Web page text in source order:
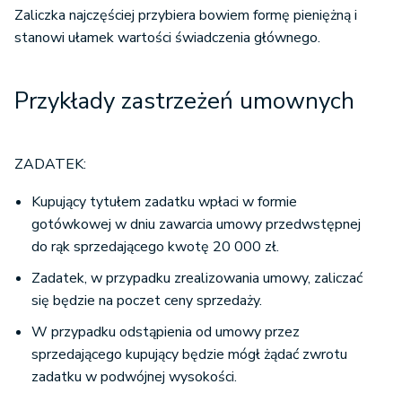
Zaliczka najczęściej przybiera bowiem formę pieniężną i
stanowi ułamek wartości świadczenia głównego.
Przykłady zastrzeżeń umownych
ZADATEK:
Kupujący tytułem zadatku wpłaci w formie
gotówkowej w dniu zawarcia umowy przedwstępnej
do rąk sprzedającego kwotę 20 000 zł.
Zadatek, w przypadku zrealizowania umowy, zaliczać
się będzie na poczet ceny sprzedaży.
W przypadku odstąpienia od umowy przez
sprzedającego kupujący będzie mógł żądać zwrotu
zadatku w podwójnej wysokości.